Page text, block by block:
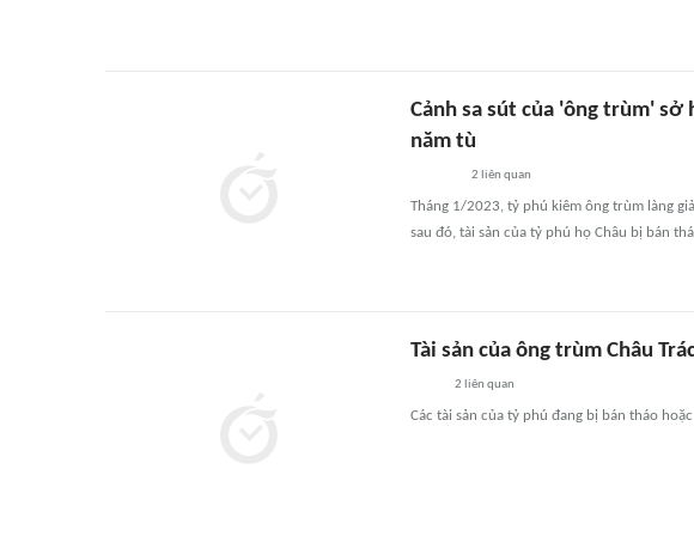
Cảnh sa sút của 'ông trùm'
năm tù
2 liên quan
Tháng 1/2023, tỷ phú kiêm ông trùm làng
sau đó, tài sản của tỷ phú họ Châu bị bán
Tài sản của ông trùm Châu
2 liên quan
Các tài sản của tỷ phú đang bị bán tháo